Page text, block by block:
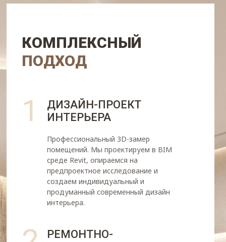
КОМПЛЕКСНЫЙ
ПОДХОД
1
ДИЗАЙН-ПРОЕКТ
ИНТЕРЬЕРА
Профессиональный 3D-замер
помещений. Мы проектируем в BIM
среде Revit, опираемся на
предпроектное исследование и
создаем индивидуальный и
продуманный современный дизайн
интерьера.
РЕМОНТНО-